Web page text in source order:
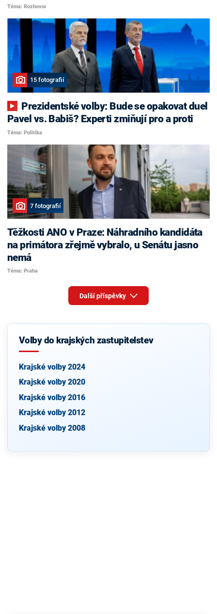
Téma: Rozhovor
15 fotografií
Pavel vs. Babiš? Experti zmiňují pro a proti
Téma: Politika
7 fotografií
Těžkosti ANO v Praze: Náhradního kandidáta
na primátora zřejmě vybralo, u Senátu jasno
nemá
Téma: Praha
Další příspěvky
Volby do krajských zastupitelstev
Krajské volby 2024
Krajské volby 2020
Krajské volby 2016
Krajské volby 2012
Krajské volby 2008